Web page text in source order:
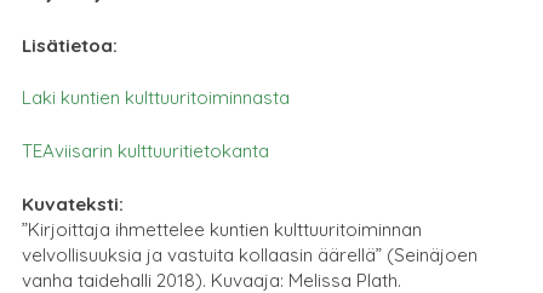
Lisätietoa:
Laki kuntien kulttuuritoiminnasta
TEAviisarin kulttuuritietokanta
Kuvateksti:
”Kirjoittaja ihmettelee kuntien kulttuuritoiminnan
velvollisuuksia ja vastuita kollaasin äärellä” (Seinäjoen
vanha taidehalli 2018). Kuvaaja: Melissa Plath.